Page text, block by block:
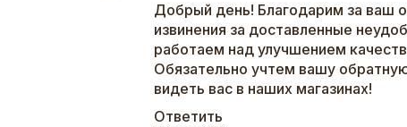
Добрый день! Благодарим за ваш
извинения за доставленные
работаем над улучшением
Обязательно учтем вашу
видеть вас в наших магазинах!
Ответить